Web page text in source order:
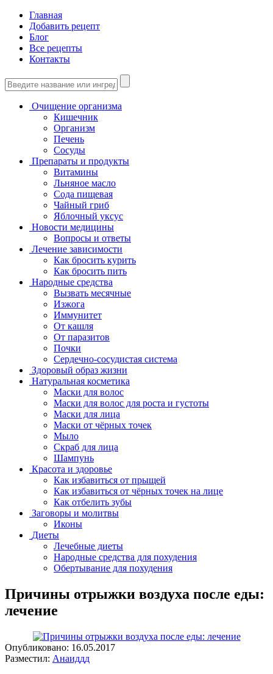
Главная
Добавить рецепт
Блог
Все рецепты
Контакты
Очищение организма
Кишечник
Организм
Печень
Сосуды
Препараты и продукты
Витамины
Льняное масло
Сода пищевая
Чайный гриб
Яблочный уксус
Новости медицины
Вопросы и ответы
Лечение зависимости
Как бросить курить
Как бросить пить
Народные средства
Вызвать месячные
Изжога
Иммунитет
От кашля
От паразитов
Почки
Сердечно-сосудистая система
Здоровый образ жизни
Натуральная косметика
Маски для волос
Маски для волос для роста и густоты
Маски для лица
Маски от чёрных точек
Мыло
Скраб для лица
Шампунь
Красота и здоровье
Как избавиться от прыщей
Как избавиться от чёрных точек на лице
Как отбелить зубы
Заговоры и молитвы
Иконы
Диеты
Лечебные диеты
Народные средства для похудения
Обертывание для похудения
Причины отрыжки воздуха после еды:
лечение
Опубликовано: 16.05.2017
Разместил: Анаиддд